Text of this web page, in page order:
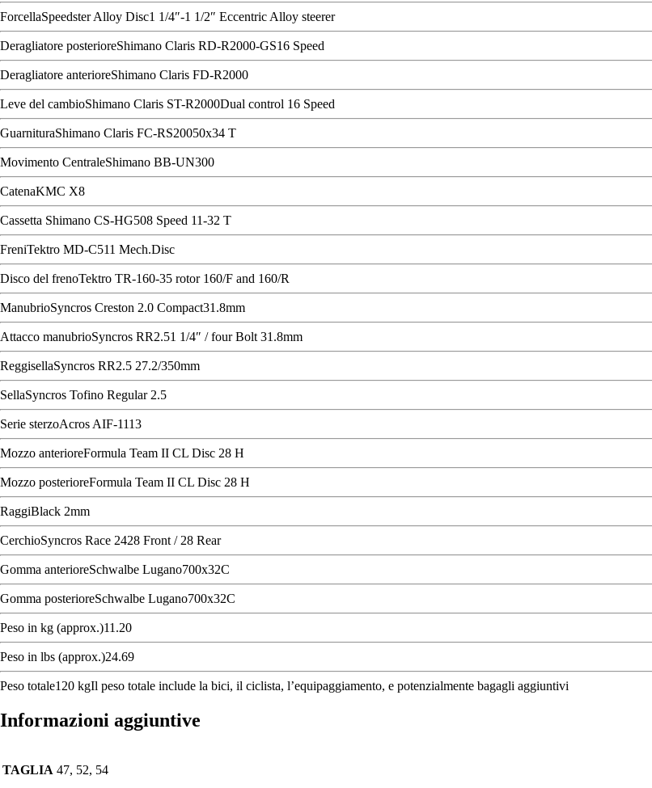
ForcellaSpeedster Alloy Disc1 1/4″-1 1/2″ Eccentric Alloy steerer
Deragliatore posterioreShimano Claris RD-R2000-GS16 Speed
Deragliatore anterioreShimano Claris FD-R2000
Leve del cambioShimano Claris ST-R2000Dual control 16 Speed
GuarnituraShimano Claris FC-RS20050x34 T
Movimento CentraleShimano BB-UN300
CatenaKMC X8
Cassetta Shimano CS-HG508 Speed 11-32 T
FreniTektro MD-C511 Mech.Disc
Disco del frenoTektro TR-160-35 rotor 160/F and 160/R
ManubrioSyncros Creston 2.0 Compact31.8mm
Attacco manubrioSyncros RR2.51 1/4″ / four Bolt 31.8mm
ReggisellaSyncros RR2.5 27.2/350mm
SellaSyncros Tofino Regular 2.5
Serie sterzoAcros AIF-1113
Mozzo anterioreFormula Team II CL Disc 28 H
Mozzo posterioreFormula Team II CL Disc 28 H
RaggiBlack 2mm
CerchioSyncros Race 2428 Front / 28 Rear
Gomma anterioreSchwalbe Lugano700x32C
Gomma posterioreSchwalbe Lugano700x32C
Peso in kg (approx.)11.20
Peso in lbs (approx.)24.69
Peso totale120 kgIl peso totale include la bici, il ciclista, l’equipaggiamento, e potenzialmente bagagli aggiuntivi
Informazioni aggiuntive
TAGLIA 47, 52, 54